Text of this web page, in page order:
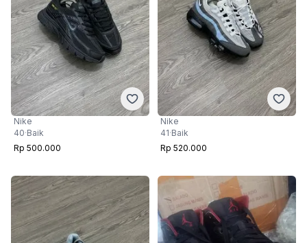
Nike
40·Baik
Rp 500.000
Nike
41·Baik
Rp 520.000